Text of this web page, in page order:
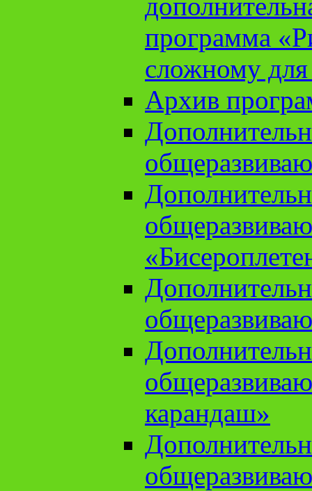
программа
сложному
Архив
карандаш»